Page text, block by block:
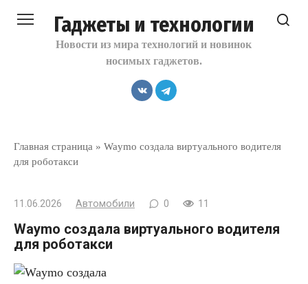
Гаджеты и технологии
Новости из мира технологий и новинок
носимых гаджетов.
Главная страница » Waymo создала виртуального водителя
для роботакси
11.06.2026 Автомобили 0 11
Waymo создала виртуального водителя
для роботакси